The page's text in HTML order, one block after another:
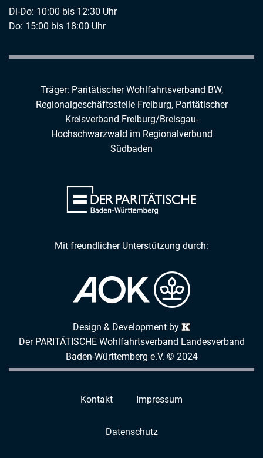
Di-Do: 10:00 bis 12:30 Uhr
Do: 15:00 bis 18:00 Uhr
Träger: Paritätischer Wohlfahrtsverband BW,
Regionalgeschäftsstelle Freiburg, Paritätischer
Kreisverband Freiburg/Breisgau-
Hochschwarzwald im Regionalverbund
Südbaden
Mit freundlicher Unterstützung durch:
Design & Development by
Der PARITÄTISCHE Wohlfahrtsverband Landesverband
Baden-Württemberg e.V. © 2024
Kontakt Impressum
Datenschutz